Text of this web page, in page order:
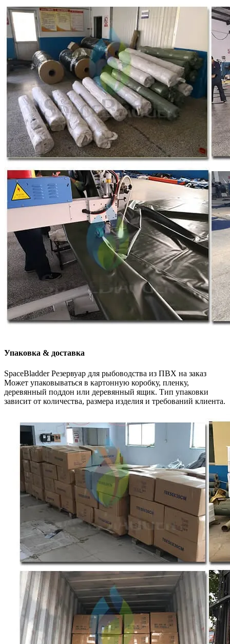
Упаковка & доставка
SpaceBladder Резервуар для рыбоводства из ПВХ на заказ
Может упаковываться в картонную коробку, пленку,
деревянный поддон или деревянный ящик. Тип упаковки
зависит от количества, размера изделия и требований клиента.